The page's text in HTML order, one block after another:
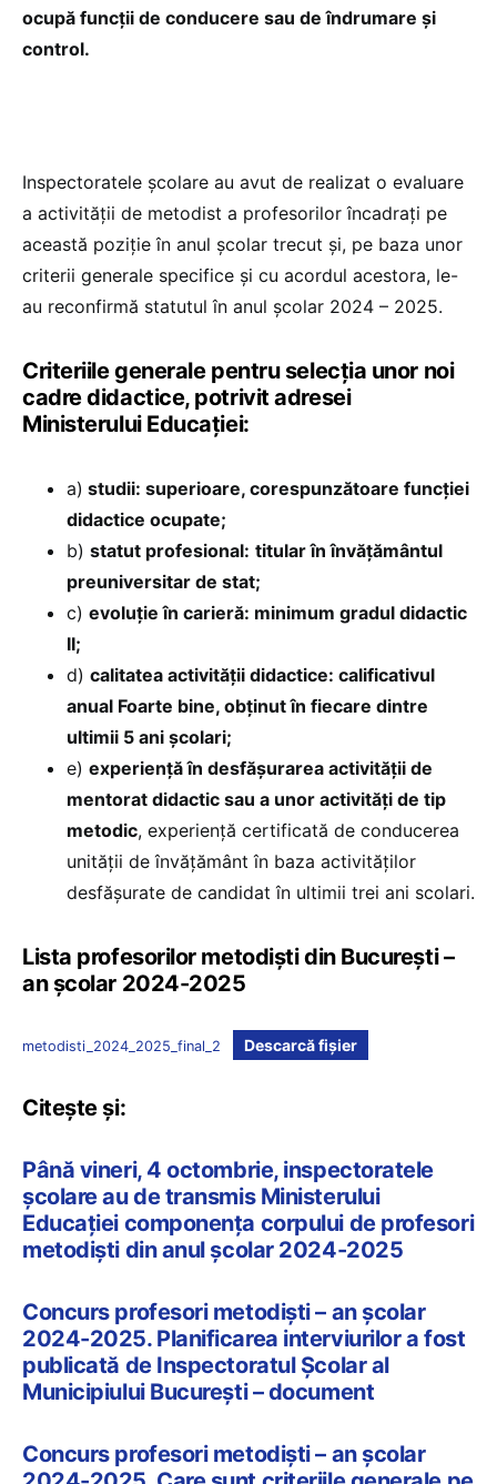
ocupă funcții de conducere sau de îndrumare și
control.
Inspectoratele școlare au avut de realizat o evaluare
a activității de metodist a profesorilor încadrați pe
această poziție în anul școlar trecut și, pe baza unor
criterii generale specifice și cu acordul acestora, le-
au reconfirmă statutul în anul școlar 2024 – 2025.
Criteriile generale pentru selecția unor noi
cadre didactice, potrivit adresei
Ministerului Educației:
a) studii: superioare, corespunzătoare funcției
didactice ocupate;
b) statut profesional: titular în învăţământul
preuniversitar de stat;
c) evoluție în carieră: minimum gradul didactic
II;
d) calitatea activității didactice: calificativul
anual Foarte bine, obținut în fiecare dintre
ultimii 5 ani şcolari;
e) experiență în desfăşurarea activității de
mentorat didactic sau a unor activități de tip
metodic, experiență certificată de conducerea
unității de învăţământ în baza activităților
desfăşurate de candidat în ultimii trei ani scolari.
Lista profesorilor metodiști din București –
an școlar 2024-2025
metodisti_2024_2025_final_2 Descarcă fișier
Citește și:
Până vineri, 4 octombrie, inspectoratele
școlare au de transmis Ministerului
Educației componența corpului de profesori
metodiști din anul școlar 2024-2025
Concurs profesori metodiști – an școlar
2024-2025. Planificarea interviurilor a fost
publicată de Inspectoratul Școlar al
Municipiului București – document
Concurs profesori metodiști – an școlar